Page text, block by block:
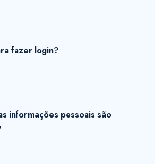
fazer login?
informações pessoais são